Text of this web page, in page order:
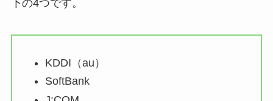
下の4つです。
KDDI（au）
SoftBank